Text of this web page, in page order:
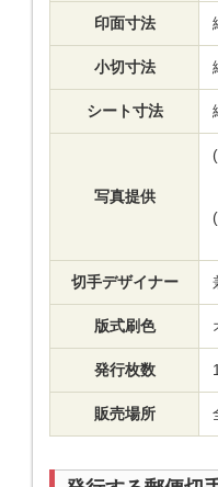
印面寸法
小切寸法
シート寸法
写真提供
切手デザイナー
版式刷色
発行枚数
販売場所